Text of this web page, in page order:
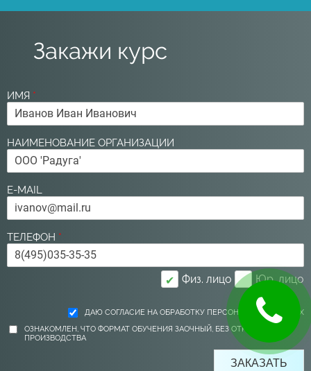
Закажи курс
ИМЯ *
НАИМЕНОВАНИЕ ОРГАНИЗАЦИИ
E-MAIL
ТЕЛЕФОН *
✔ Физ. лицо Юр. лицо
ДАЮ СОГЛАСИЕ НА ОБРАБОТКУ ПЕРСОНАЛЬНЫХ ДАННЫХ
ОЗНАКОМЛЕН, ЧТО ФОРМАТ ОБУЧЕНИЯ ЗАОЧНЫЙ, БЕЗ ОТРЫВА ОТ
ПРОИЗВОДСТВА